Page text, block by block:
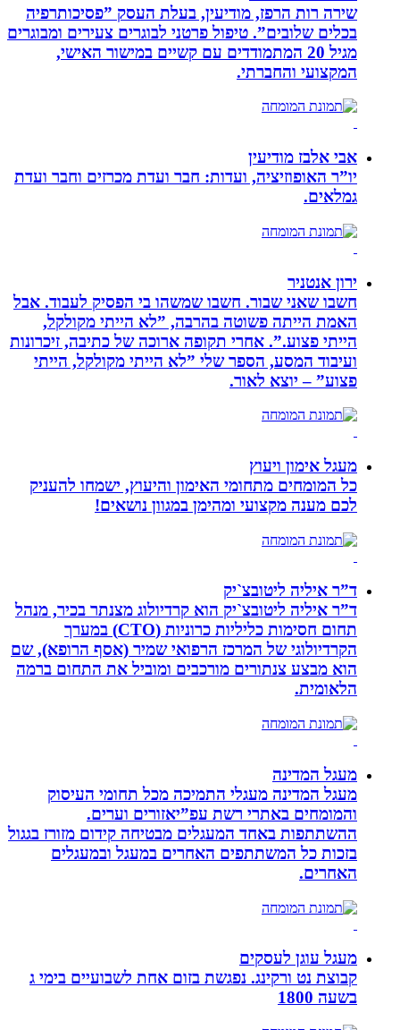
שירה רות הרפז, מודיעין, בעלת העסק ”פסיכותרפיה
בכלים שלובים”. טיפול פרטני לבוגרים צעירים ומבוגרים
מגיל 20 המתמודדים עם קשיים במישור האישי,
המקצועי והחברתי.
אבי אלבז מודיעין
יו”ר האופוזיציה, ועדות: חבר ועדת מכרזים וחבר ועדת
גמלאים.
ירון אנטניר
חשבו שאני שבור. חשבו שמשהו בי הפסיק לעבוד. אבל
האמת הייתה פשוטה בהרבה, ”לא הייתי מקולקל,
הייתי פצוע.”. אחרי תקופה ארוכה של כתיבה, זיכרונות
ועיבוד המסע, הספר שלי ”לא הייתי מקולקל, הייתי
פצוע” – יוצא לאור.
מעגל אימון ויעוץ
כל המומחים מתחומי האימון והיעוץ, ישמחו להעניק
לכם מענה מקצועי ומהימן במגוון נושאים!
ד”ר איליה ליטובצ`יק
ד”ר איליה ליטובצ`יק הוא קרדיולוג מצנתר בכיר, מנהל
תחום חסימות כליליות כרוניות (CTO) במערך
הקרדיולוגי של המרכז הרפואי שמיר (אסף הרופא), שם
הוא מבצע צנתורים מורכבים ומוביל את התחום ברמה
הלאומית.
מעגל המדינה
מעגל המדינה מעגלי התמיכה מכל תחומי העיסוק
והמומחים באתרי רשת עפ”יאזורים וערים.
ההשתתפות באחד המעגלים מבטיחה קידום מזורז בגגול
בזכות כל המשתתפים האחרים במעגל ובמעגלים
האחרים.
מעגל עוגן לעסקים
קבוצת נט ורקינג. נפגשת בזום אחת לשבועיים בימי ג
בשעה 1800